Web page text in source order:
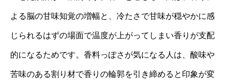
よる脳の甘味知覚の増幅と、冷たさで甘味が穏やかに感
じられるはずの場面で温度が上がってしまい香りが支配
的になるためです。香料っぽさが気になる人は、酸味や
苦味のある割り材で香りの輪郭を引き締めると印象が変